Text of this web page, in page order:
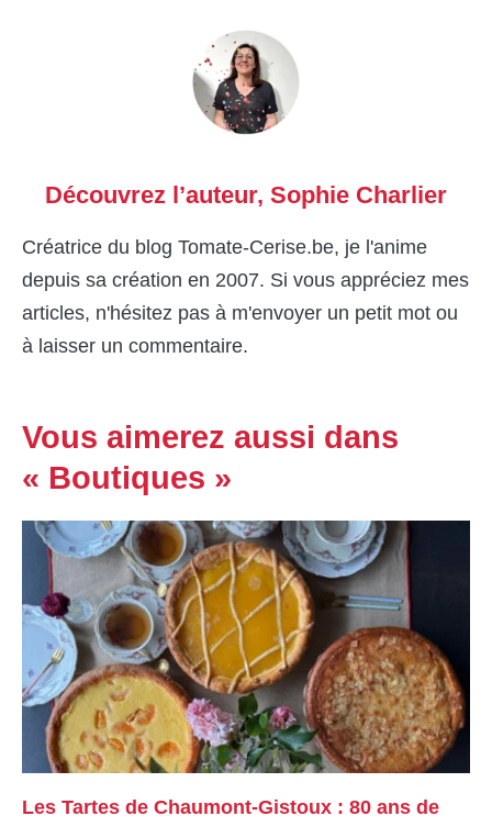
Découvrez l’auteur, Sophie Charlier
Créatrice du blog Tomate-Cerise.be, je l'anime
depuis sa création en 2007. Si vous appréciez mes
articles, n'hésitez pas à m'envoyer un petit mot ou
à laisser un commentaire.
Vous aimerez aussi dans
« Boutiques »
Les Tartes de Chaumont-Gistoux : 80 ans de